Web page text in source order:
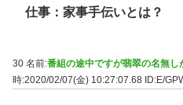
仕事：家事手伝いとは？
30 名前:番組の途中ですが翡翠の名無し
時:2020/02/07(金) 10:27:07.68 ID:E/